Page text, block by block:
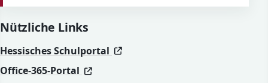
Nützliche Links
Hessisches Schulportal (öffnet in neuem Fenster)
(öffnet in neuem Fenster)
Office-365-Portal
(öffnet in neuem Fenster)
(öffnet in neuem Fenster)